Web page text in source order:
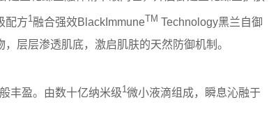
配方1 融合强效BlackImmuneTM Technology黑兰自御
层层渗透肌底，激启肌肤的天然防御机制。
丰盈。由数十亿纳米级1 微小液滴组成，瞬息沁融于